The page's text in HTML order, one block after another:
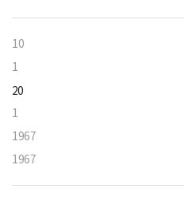
10
1
20
1
1967
1967